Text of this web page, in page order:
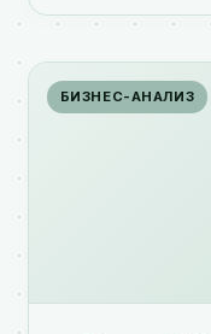
БИЗНЕС-АНАЛИЗ